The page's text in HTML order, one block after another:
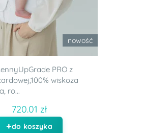
nowość
PRO z
wiskoza
ro...
720.01 zł
do koszyka